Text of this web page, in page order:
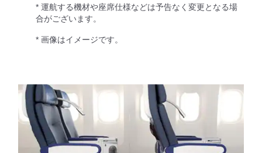
* 運航する機材や座席仕様などは予告なく変更となる場
合がございます。
* 画像はイメージです。